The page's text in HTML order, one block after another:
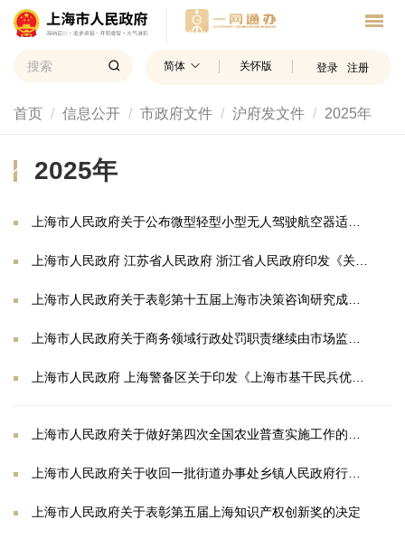
简体 关怀版 登录 注册
首页 信息公开 市政府文件 沪府发文件 2025年
2025年
上海市人民政府关于公布微型轻型小型无人驾驶航空器适飞空域范围的通告
上海市人民政府 江苏省人民政府 浙江省人民政府印发《关于支持长三角生态绿色一体化发展示范区高质量发展改革授权事项清单》的通知
上海市人民政府关于表彰第十五届上海市决策咨询研究成果奖获奖成果的决定
上海市人民政府关于商务领域行政处罚职责继续由市场监管部门集中行使的决定
上海市人民政府 上海警备区关于印发《上海市基干民兵优待和权益保障办法（试行）》的通知
上海市人民政府关于做好第四次全国农业普查实施工作的通知
上海市人民政府关于收回一批街道办事处乡镇人民政府行政执法事项的通知
上海市人民政府关于表彰第五届上海知识产权创新奖的决定